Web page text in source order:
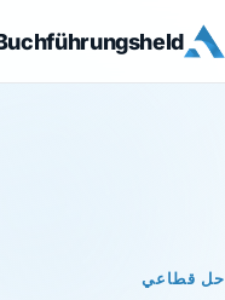
حل قطاعي